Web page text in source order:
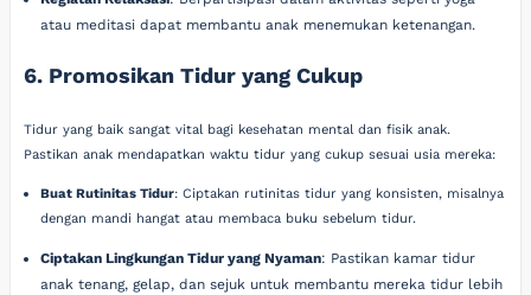
atau meditasi dapat membantu anak menemukan ketenangan.
6. Promosikan Tidur yang Cukup
Tidur yang baik sangat vital bagi kesehatan mental dan fisik anak.
Pastikan anak mendapatkan waktu tidur yang cukup sesuai usia mereka:
Buat Rutinitas Tidur: Ciptakan rutinitas tidur yang konsisten, misalnya
dengan mandi hangat atau membaca buku sebelum tidur.
Ciptakan Lingkungan Tidur yang Nyaman: Pastikan kamar tidur
anak tenang, gelap, dan sejuk untuk membantu mereka tidur lebih